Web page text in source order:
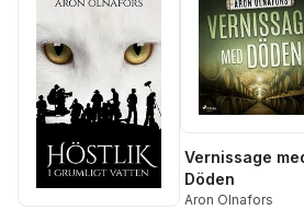
Vernissage
Döden
Aron Olnafors